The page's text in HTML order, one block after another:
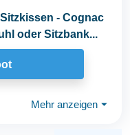
- Cognac
oder Sitzbank...
Mehr anzeigen ⏷